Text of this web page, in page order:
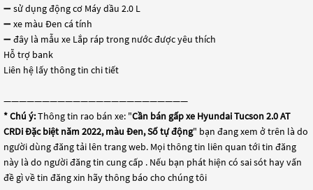
➖ sử dụng động cơ Máy dầu 2.0 L
➖ xe màu Đen cá tính
➖ đây là mẫu xe Lắp ráp trong nước được yêu thích
Hỗ trợ bank
Liên hệ lấy thông tin chi tiết
————————————————————————
* Chú ý:Thông tin rao bán xe: "Cần bán gấp xe Hyundai Tucson 2.0 AT
CRDi Đặc biệt năm 2022, màu Đen, Số tự động" bạn đang xem ở trên là do
người dùng đăng tải lên trang web. Mọi thông tin liên quan tới tin đăng
này là do người đăng tin cung cấp . Nếu bạn phát hiện có sai sót hay vấn
đề gì về tin đăng xin hãy thông báo cho chúng tôi